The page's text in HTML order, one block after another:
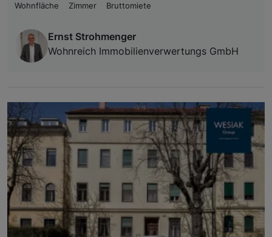
Wohnfläche
Zimmer Bruttomiete
Ernst Strohmenger
Wohnreich Immobilienverwertungs GmbH